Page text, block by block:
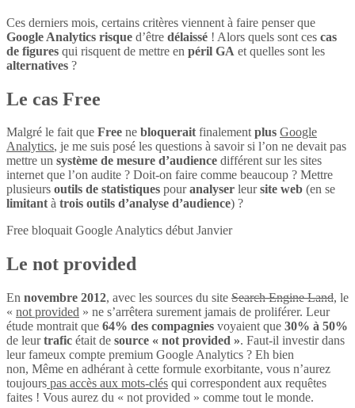
Ces derniers mois, certains critères viennent à faire penser que
Google Analytics risque d’être délaissé ! Alors quels sont ces cas
de figures qui risquent de mettre en péril GA et quelles sont les
alternatives ?
Le cas Free
Malgré le fait que Free ne bloqueraitfinalementplus Google
Analytics, je me suis posé les questions à savoir si l’on ne devait pas
mettre un système de mesure d’audience différent sur les sites
internet que l’on audite ? Doit-on faire comme beaucoup ? Mettre
plusieurs outils de statistiques pouranalyser leursite web (en se
limitantà trois outils d’analyse d’audience) ?
Free bloquait Google Analytics début Janvier
Le not provided
En novembre 2012, avec les sources du site Search Engine Land, le
« not provided » ne s’arrêtera surement jamais de proliférer. Leur
étude montrait que 64% des compagnies voyaient que 30% à 50%
de leurtrafic était de source « not provided ». Faut-il investir dans
leur fameux compte premium Google Analytics ? Eh bien
non, Même en adhérant à cette formule exorbitante, vous n’aurez
toujours pas accès aux mots-clés qui correspondent aux requêtes
faites ! Vous aurez du « not provided » comme tout le monde.